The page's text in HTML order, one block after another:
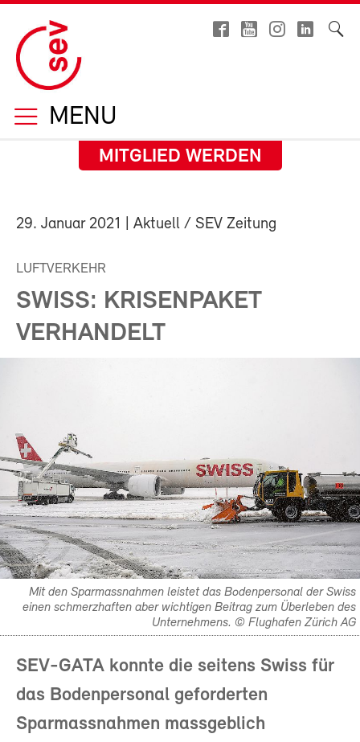
MENU
MITGLIED WERDEN
29. Januar 2021 | Aktuell / SEV Zeitung
LUFTVERKEHR
SWISS: KRISENPAKET
VERHANDELT
Mit den Sparmassnahmen leistet das Bodenpersonal der Swiss
einen schmerzhaften aber wichtigen Beitrag zum Überleben des
Unternehmens. © Flughafen Zürich AG
SEV-GATA konnte die seitens Swiss für
das Bodenpersonal geforderten
Sparmassnahmen massgeblich